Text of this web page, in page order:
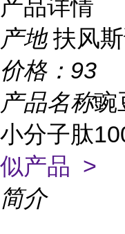
产品详情
产地 扶风
价格： 93
产品名称豌
小分子肽
似产品 >
简介